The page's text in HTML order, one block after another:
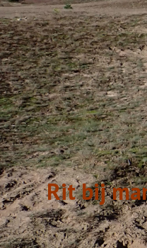
GESCHIEDENIS
LINKS
Rit bij